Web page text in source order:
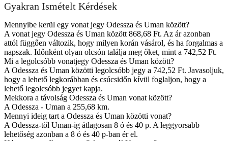
Gyakran Ismételt Kérdések
Mennyibe kerül egy vonat jegy Odessza és Uman között?
A vonat jegy Odessza és Uman között 868,68 Ft. Az ár azonban
attól függően változik, hogy milyen korán vásárol, és ha forgalmas a
napszak. Időnként olyan olcsón találja meg őket, mint a 742,52 Ft.
Mi a legolcsóbb vonatjegy Odessza és Uman között?
A Odessza és Uman közötti legolcsóbb jegy a 742,52 Ft. Javasoljuk,
hogy a lehető legkorábban és csúcsidőn kívül foglaljon, hogy a
lehető legolcsóbb jegyet kapja.
Mekkora a távolság Odessza és Uman vonat között?
A Odessza - Uman a 255,68 km.
Mennyi ideig tart a Odessza és Uman közötti vonat?
A Odessza-től Uman-ig átlagosan 8 ó és 40 p. A leggyorsabb
lehetőség azonban a 8 ó és 40 p-ban ér el.